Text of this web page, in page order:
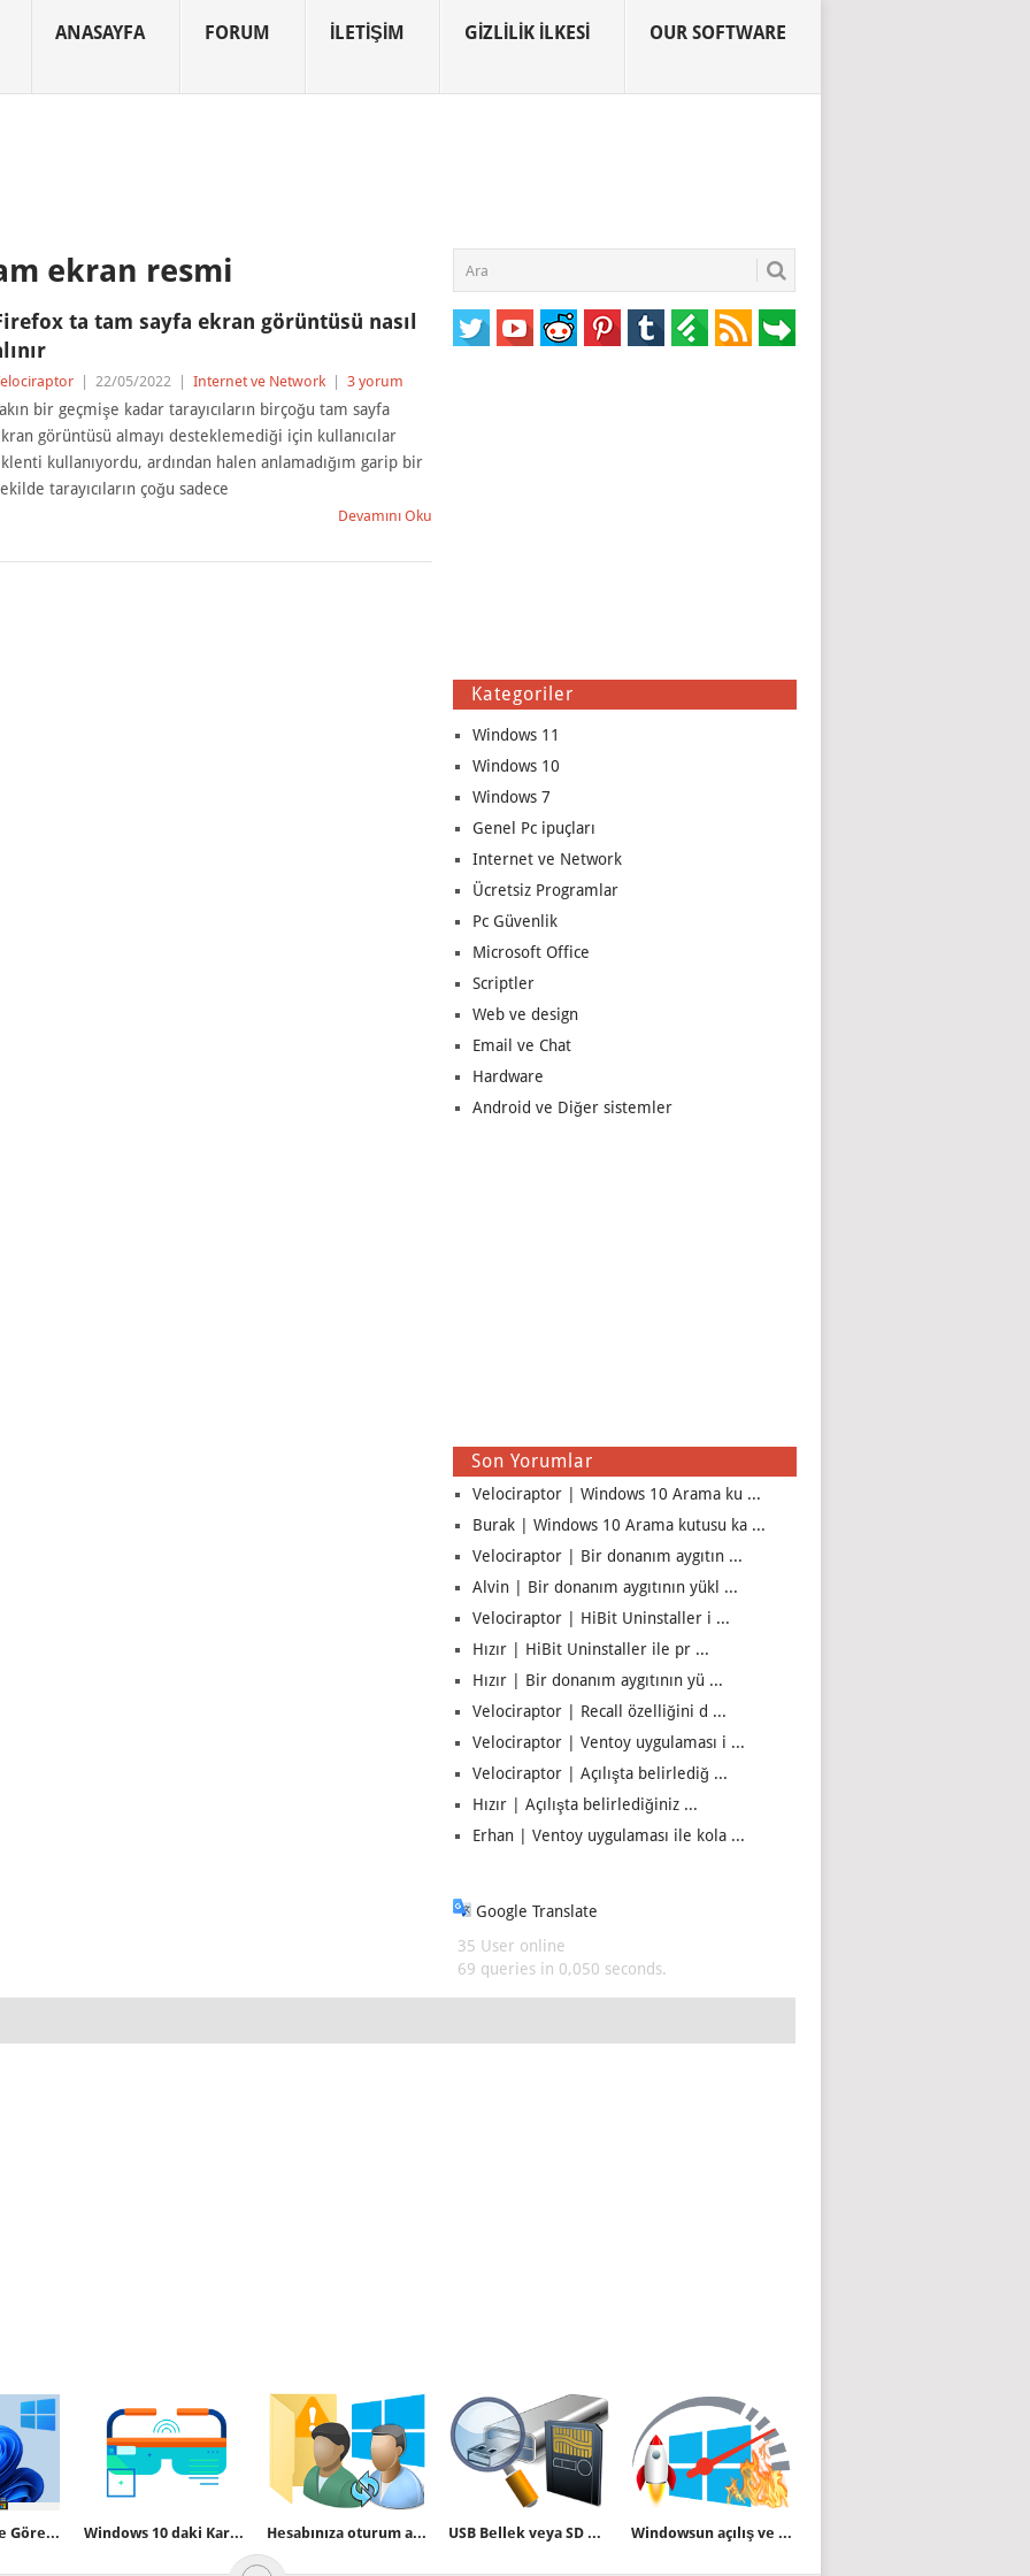
ANASAYFA FORUM İLETIŞIM GIZLILIK İLKESI OUR SOFTWARE
ekran resmi
ta tam sayfa ekran görüntüsü nasıl
22/05/2022 Internet ve Network 3 yorum
bir geçmişe kadar tarayıcıların birçoğu tam sayfa
görüntüsü almayı desteklemediği için kullanıcılar
kullanıyordu, ardından halen anlamadığım garip bir
tarayıcıların çoğu sadece
Devamını Oku
Kategoriler
Windows 11
Windows 10
Windows 7
Genel Pc ipuçları
Internet ve Network
Ücretsiz Programlar
Pc Güvenlik
Microsoft Office
Scriptler
Web ve design
Email ve Chat
Hardware
Android ve Diğer sistemler
Son Yorumlar
Velociraptor | Windows 10 Arama ku ...
Burak | Windows 10 Arama kutusu ka ...
Velociraptor | Bir donanım aygıtın ...
Alvin | Bir donanım aygıtının yükl ...
Velociraptor | HiBit Uninstaller i ...
Hızır | HiBit Uninstaller ile pr ...
Hızır | Bir donanım aygıtının yü ...
Velociraptor | Recall özelliğini d ...
Velociraptor | Ventoy uygulaması i ...
Velociraptor | Açılışta belirlediğ ...
Hızır | Açılışta belirlediğiniz ...
Erhan | Ventoy uygulaması ile kola ...
Google Translate
35 User online
69 queries in 0,050 seconds.
Windows 11'de Görev Çubuğu Simgelerini sola alın Windows 10 daki Karma gerçekliği kaldıralım Hesabınıza oturum açamıyoruz hatası USB Bellek veya SD kart kapasitesi Sahtemi bulun Windowsun açılış ve kapanış hızını programsız öğrenin